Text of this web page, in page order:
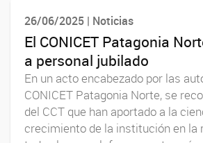
26/06/2025 | Noticias
El CONICET Patagonia
a personal jubilado
En un acto encabezado por las
CONICET Patagonia Norte, se
del CCT que han aportado a la
crecimiento de la institución en la